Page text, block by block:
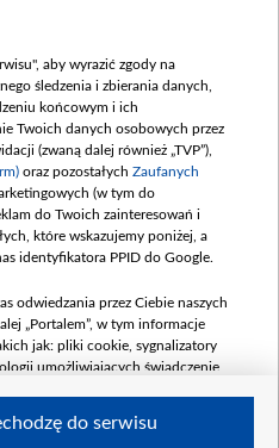
051,21 PLN
mln, październik 350
000,00 PLN
GRUDZIEŃ 2025
mln)
000,00 PLN
LUTY 2026 (wpłata
180 mln, 8
000,00 PLN
aby wyrazić zgody na
śledzenia i zbierania danych,
końcowym i ich
Twoich danych osobowych przez
(zwaną dalej również „TVP”),
oraz pozostałych Zaufanych
(w tym do
do Twoich zainteresowań i
które wskazujemy poniżej, a
identyfikatora PPID do Google.
odwiedzania przez Ciebie naszych
„Portalem”, w tym informacje
jak: pliki cookie, sygnalizatory
umożliwiających świadczenie
do serwisu